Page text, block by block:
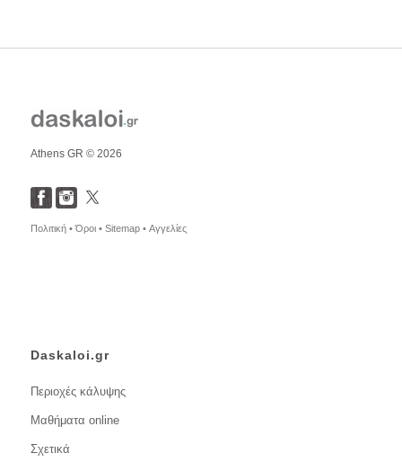
Athens GR © 2026
Πολιτική •Όροι • Sitemap • Αγγελίες
Daskaloi.gr
Περιοχές κάλυψης
Μαθήματα online
Σχετικά